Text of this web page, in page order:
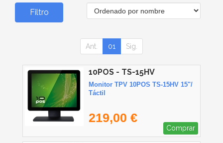
Filtro
Ant. 01 Sig.
10POS - TS-15HV
Monitor TPV 10POS TS-15HV 15"/
Táctil
219,00 €
Comprar